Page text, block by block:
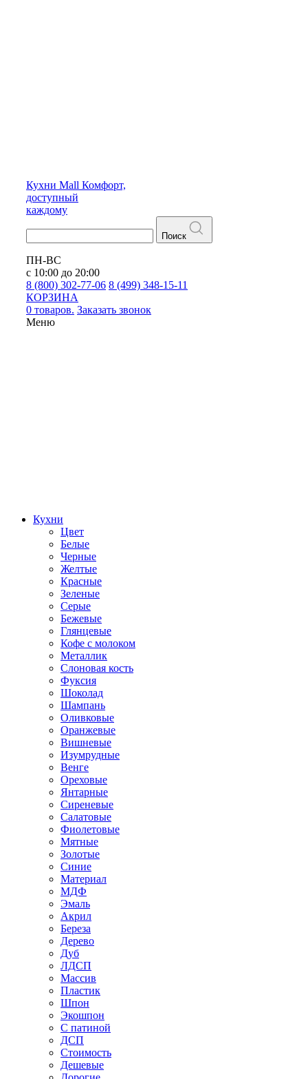
Кухни Mall Комфорт,
доступный
каждому
Поиск
ПН-ВС
с 10:00 до 20:00
8 (800) 302-77-06 8 (499) 348-15-11
КОРЗИНА
0 товаров. Заказать звонок
Меню
Кухни
Цвет
Белые
Черные
Желтые
Красные
Зеленые
Серые
Бежевые
Глянцевые
Кофе с молоком
Металлик
Слоновая кость
Фуксия
Шоколад
Шампань
Оливковые
Оранжевые
Вишневые
Изумрудные
Венге
Ореховые
Янтарные
Сиреневые
Салатовые
Фиолетовые
Мятные
Золотые
Синие
Материал
МДФ
Эмаль
Акрил
Береза
Дерево
Дуб
ЛДСП
Массив
Пластик
Шпон
Экошпон
С патиной
ДСП
Стоимость
Дешевые